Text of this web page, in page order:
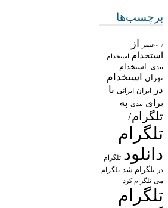
برچسب‌ها
/ «عصر از
استخدام استخدام
بندی: استخدام
تهران
استخدام
در
ایران ایرانی با
برای بندی به
تلگرام/
تلگرام
دانلود تلگرام
در تلگرام شد تلگرام
می تلگرام کرد
تلگرام